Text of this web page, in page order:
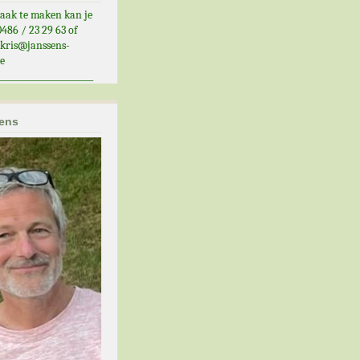
te maken kan je
/ 23 29 63 of
kris@janssens-